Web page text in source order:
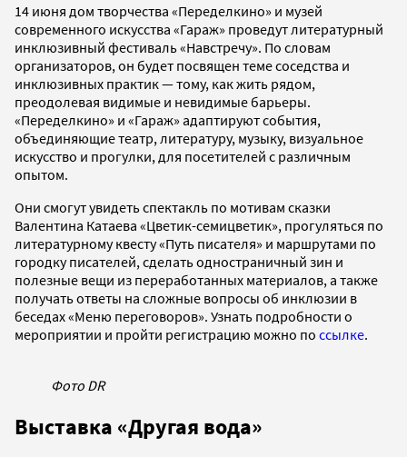
14 июня дом творчества «Переделкино» и музей
современного искусства «Гараж» проведут литературный
инклюзивный фестиваль «Навстречу». По словам
организаторов, он будет посвящен теме соседства и
инклюзивных практик — тому, как жить рядом,
преодолевая видимые и невидимые барьеры.
«Переделкино» и «Гараж» адаптируют события,
объединяющие театр, литературу, музыку, визуальное
искусство и прогулки, для посетителей с различным
опытом.
Они смогут увидеть спектакль по мотивам сказки
Валентина Катаева «Цветик-семицветик», прогуляться по
литературному квесту «Путь писателя» и маршрутами по
городку писателей, сделать одностраничный зин и
полезные вещи из переработанных материалов, а также
получать ответы на сложные вопросы об инклюзии в
беседах «Меню переговоров». Узнать подробности о
мероприятии и пройти регистрацию можно по ссылке.
Фото DR
Выставка «Другая вода»